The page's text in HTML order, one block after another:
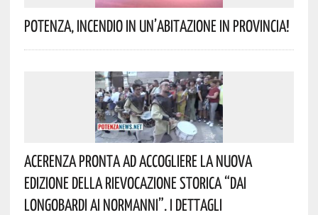
Potenza, Incendio In Un’abitazione In Provincia!
Acerenza Pronta Ad Accogliere La Nuova
Edizione Della Rievocazione Storica “Dai
Longobardi Ai Normanni”. I Dettagli